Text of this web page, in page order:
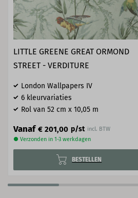
LITTLE GREENE GREAT ORMOND
STREET - VERDITURE
London Wallpapers IV
6 kleurvariaties
Rol van 52 cm x 10,05 m
Vanaf € 201,00 p/st incl. BTW
● Verzonden in 1-3 werkdagen
BESTELLEN